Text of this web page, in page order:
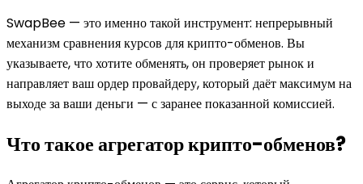
SwapBee — это именно такой инструмент: непрерывный
механизм сравнения курсов для крипто-обменов. Вы
указываете, что хотите обменять, он проверяет рынок и
направляет ваш ордер провайдеру, который даёт максимум на
выходе за ваши деньги — с заранее показанной комиссией.
Что такое агрегатор крипто-обменов?